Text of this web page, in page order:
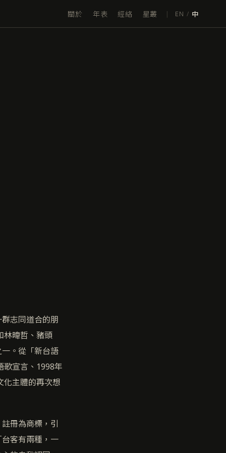
關於 年表 經絡 星叢 | EN / 中
志同道合的朋
林暐哲、豬頭
。從「新台語
歌宣言、1998年
化主體的再次想
冊為商標，引
客有兩種，一